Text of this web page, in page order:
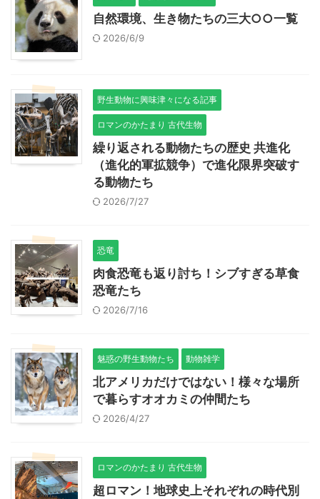
自然環境、生き物たちの三大○○一覧
2026/6/9
野生動物に興味津々になる記事
ロマンのかたまり 古代生物
繰り返される動物たちの歴史 共進化
（進化的軍拡競争）で進化限界突破す
る動物たち
2026/7/27
恐竜
肉食恐竜も返り討ち！シブすぎる草食
恐竜たち
2026/7/16
魅惑の野生動物たち 動物雑学
北アメリカだけではない！様々な場所
で暮らすオオカミの仲間たち
2026/4/27
ロマンのかたまり 古代生物
超ロマン！地球史上それぞれの時代別